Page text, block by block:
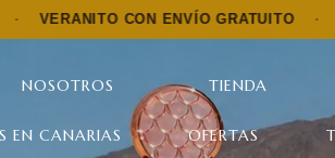
CON ENVÍO GRATUITO · VERANITO
NOSOTROS TIENDA
EN CANARIAS OFERTAS